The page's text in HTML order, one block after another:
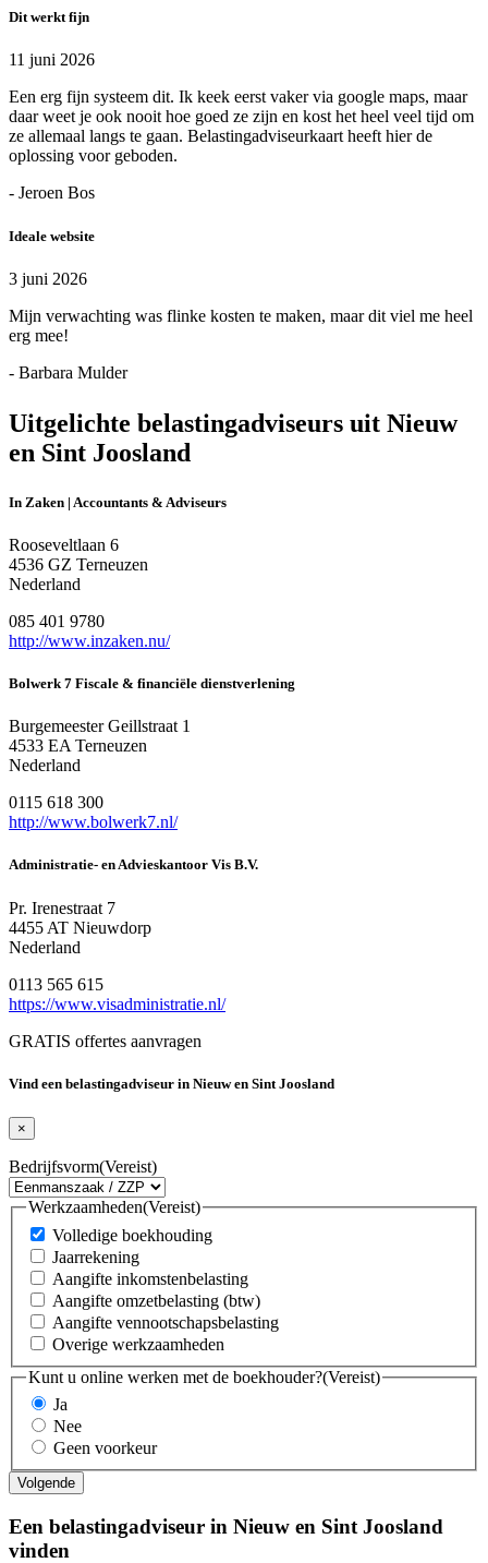
Dit werkt fijn
11 juni 2026
Een erg fijn systeem dit. Ik keek eerst vaker via google maps, maar
daar weet je ook nooit hoe goed ze zijn en kost het heel veel tijd om
ze allemaal langs te gaan. Belastingadviseurkaart heeft hier de
oplossing voor geboden.
- Jeroen Bos
Ideale website
3 juni 2026
Mijn verwachting was flinke kosten te maken, maar dit viel me heel
erg mee!
- Barbara Mulder
Uitgelichte belastingadviseurs uit Nieuw
en Sint Joosland
In Zaken | Accountants & Adviseurs
Rooseveltlaan 6
4536 GZ Terneuzen
Nederland
085 401 9780
http://www.inzaken.nu/
Bolwerk 7 Fiscale & financiële dienstverlening
Burgemeester Geillstraat 1
4533 EA Terneuzen
Nederland
0115 618 300
http://www.bolwerk7.nl/
Administratie- en Advieskantoor Vis B.V.
Pr. Irenestraat 7
4455 AT Nieuwdorp
Nederland
0113 565 615
https://www.visadministratie.nl/
GRATIS offertes aanvragen
Vind een belastingadviseur in Nieuw en Sint Joosland
×
Bedrijfsvorm(Vereist)
Werkzaamheden(Vereist)
Volledige boekhouding
Jaarrekening
Aangifte inkomstenbelasting
Aangifte omzetbelasting (btw)
Aangifte vennootschapsbelasting
Overige werkzaamheden
Kunt u online werken met de boekhouder?(Vereist)
Ja
Nee
Geen voorkeur
Een belastingadviseur in Nieuw en Sint Joosland
vinden